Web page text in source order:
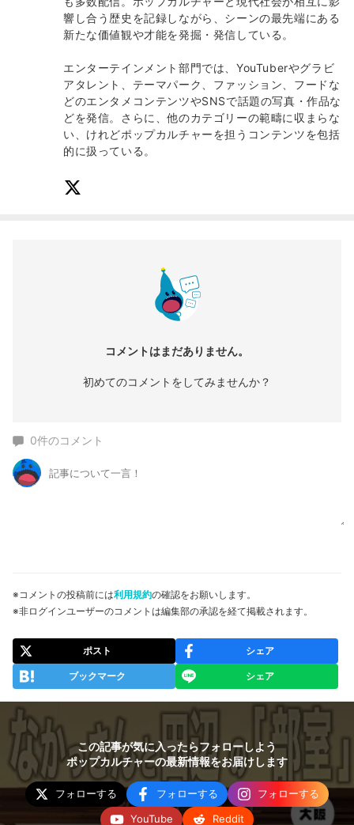
響し合う歴史を記録しながら、シーンの最先端にある
新たな価値観や才能を発掘・発信している。
エンターテインメント部門では、YouTuberやグラビ
アタレント、テーマパーク、ファッション、フードな
どのエンタメコンテンツやSNSで話題の写真・作品な
どを発信。さらに、他のカテゴリーの範疇に収まらな
い、けれどポップカルチャーを担うコンテンツを包括
的に扱っている。
コメントはまだありません。
初めてのコメントをしてみませんか？
0件のコメント
※コメントの投稿前には利用規約の確認をお願いします。
※非ログインユーザーのコメントは編集部の承認を経て掲載されます。
ポスト シェア
ブックマーク シェア
この記事が気に入ったらフォローしよう
ポップカルチャーの最新情報をお届けします
フォローする フォローする
フォローする
YouTube
Reddit